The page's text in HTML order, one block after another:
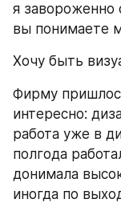
я завороженно
вы понимаете
Хочу быть
Фирму
интересно:
работа уже в
полгода
донимала
иногда по